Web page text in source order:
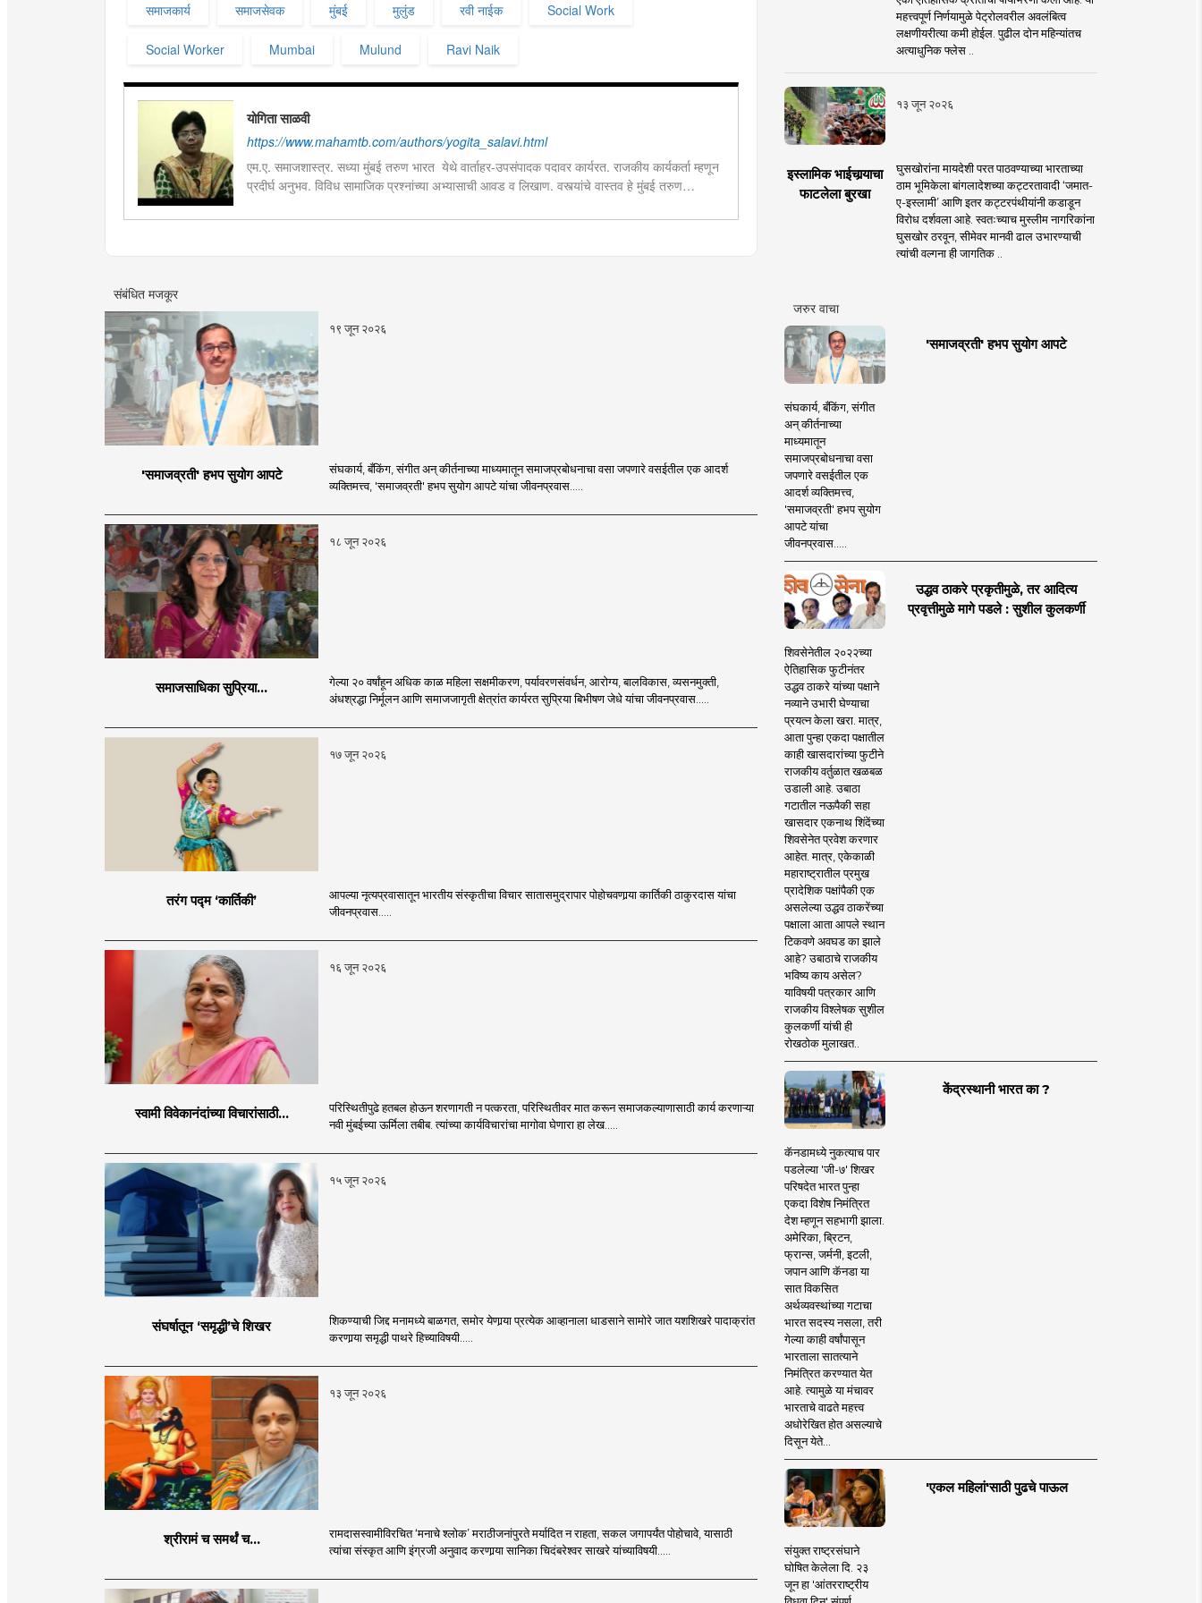
समाजकार्य समाजसेवक मुंबई मुलुंड रवी नाईक Social Work
Social Worker Mumbai Mulund Ravi Naik
योगिता साळवी
https://www.mahamtb.com/authors/yogita_salavi.html
एम.ए. समाजशास्त्र. सध्या मुंबई तरुण भारत येथे वार्ताहर-उपसंपादक पदावर कार्यरत. राजकीय कार्यकर्ता म्हणून
प्रदीर्घ अनुभव. विविध सामाजिक प्रश्‍नांच्या अभ्यासाची आवड व लिखाण. वस्त्यांचे वास्तव हे मुंबई तरुण
संबंधित मजकूर
१९ जून २०२६
'समाजव्रती' हभप सुयोग आपटे
संघकार्य, बँकिंग, संगीत अन् कीर्तनाच्या माध्यमातून समाजप्रबोधनाचा वसा जपणारे वसईतील एक आदर्श
व्यक्तिमत्त्व, 'समाजव्रती' हभप सुयोग आपटे यांचा जीवनप्रवास.....
१८ जून २०२६
समाजसाधिका सुप्रिया...
गेल्या २० वर्षांहून अधिक काळ महिला सक्षमीकरण, पर्यावरणसंवर्धन, आरोग्य, बालविकास, व्यसनमुक्ती,
अंधश्रद्धा निर्मूलन आणि समाजजागृती क्षेत्रांत कार्यरत सुप्रिया बिभीषण जेधे यांचा जीवनप्रवास.....
१७ जून २०२६
तरंग पद्म ‘कार्तिकी’
आपल्या नृत्यप्रवासातून भारतीय संस्कृतीचा विचार सातासमुद्रापार पोहोचवणार्‍या कार्तिकी ठाकुरदास यांचा
जीवनप्रवास.....
१६ जून २०२६
स्वामी विवेकानंदांच्या विचारांसाठी...
परिस्थितीपुढे हतबल होऊन शरणागती न पत्करता, परिस्थितीवर मात करून समाजकल्याणासाठी कार्य करणाऱ्या
नवी मुंबईच्या ऊर्मिला तबीब. त्यांच्या कार्यविचारांचा मागोवा घेणारा हा लेख.....
१५ जून २०२६
संघर्षातून ‘समृद्धी’चे शिखर
शिकण्याची जिद्द मनामध्ये बाळगत, समोर येणार्‍या प्रत्येक आव्हानाला धाडसाने सामोरे जात यशशिखरे पादाक्रांत
करणार्‍या समृद्धी पाथरे हिच्याविषयी.....
१३ जून २०२६
श्रीरामं च समर्थं च...
रामदासस्वामीविरचित ‘मनाचे श्लोक’ मराठीजनांपुरते मर्यादित न राहता, सकल जगापर्यंत पोहोचावे, यासाठी
त्यांचा संस्कृत आणि इंग्रजी अनुवाद करणार्‍या सानिका चिदंबरेश्वर साखरे यांच्याविषयी.....
महत्त्वपूर्ण निर्णयामुळे पेट्रोलवरील अवलंबित्व
लक्षणीयरीत्या कमी होईल. पुढील दोन महिन्यांतच
अत्याधुनिक फ्लेस ..
१३ जून २०२६
इस्लामिक भाईचार्‍याचा
फाटलेला बुरखा
घुसखोरांना मायदेशी परत पाठवण्याच्या भारताच्या
ठाम भूमिकेला बांगलादेशच्या कट्टरतावादी ‘जमात-
ए-इस्लामी’ आणि इतर कट्टरपंथीयांनी कडाडून
विरोध दर्शवला आहे. स्वतःच्याच मुस्लीम नागरिकांना
घुसखोर ठरवून, सीमेवर मानवी ढाल उभारण्याची
त्यांची वल्गना ही जागतिक ..
जरुर वाचा
'समाजव्रती' हभप सुयोग आपटे
संघकार्य, बँकिंग, संगीत
अन् कीर्तनाच्या
माध्यमातून
समाजप्रबोधनाचा वसा
जपणारे वसईतील एक
आदर्श व्यक्तिमत्त्व,
'समाजव्रती' हभप सुयोग
आपटे यांचा
जीवनप्रवास.....
उद्धव ठाकरे प्रकृतीमुळे, तर आदित्य
प्रवृत्तीमुळे मागे पडले : सुशील कुलकर्णी
शिवसेनेतील २०२२च्या
ऐतिहासिक फुटीनंतर
उद्धव ठाकरे यांच्या पक्षाने
नव्याने उभारी घेण्याचा
प्रयत्न केला खरा. मात्र,
आता पुन्हा एकदा पक्षातील
काही खासदारांच्या फुटीने
राजकीय वर्तुळात खळबळ
उडाली आहे. उबाठा
गटातील नऊपैकी सहा
खासदार एकनाथ शिंदेंच्या
शिवसेनेत प्रवेश करणार
आहेत. मात्र, एकेकाळी
महाराष्ट्रातील प्रमुख
प्रादेशिक पक्षांपैकी एक
असलेल्या उद्धव ठाकरेंच्या
पक्षाला आता आपले स्थान
टिकवणे अवघड का झाले
आहे? उबाठाचे राजकीय
भविष्य काय असेल?
याविषयी पत्रकार आणि
राजकीय विश्लेषक सुशील
कुलकर्णी यांची ही
रोखठोक मुलाखत..
केंद्रस्थानी भारत का ?
कॅनडामध्ये नुकत्याच पार
पडलेल्या 'जी-७' शिखर
परिषदेत भारत पुन्हा
एकदा विशेष निमंत्रित
देश म्हणून सहभागी झाला.
अमेरिका, ब्रिटन,
फ्रान्स, जर्मनी, इटली,
जपान आणि कॅनडा या
सात विकसित
अर्थव्यवस्थांच्या गटाचा
भारत सदस्य नसला, तरी
गेल्या काही वर्षांपासून
भारताला सातत्याने
निमंत्रित करण्यात येत
आहे. त्यामुळे या मंचावर
भारताचे वाढते महत्त्व
अधोरेखित होत असल्याचे
दिसून येते...
'एकल महिलां'साठी पुढचे पाऊल
संयुक्त राष्ट्रसंघाने
घोषित केलेला दि. २३
जून हा 'आंतरराष्ट्रीय